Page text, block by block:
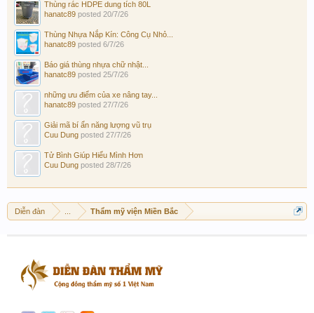
Thùng rác HDPE dung tích 80L
hanatc89 posted 20/7/26
Thùng Nhựa Nắp Kín: Công Cụ Nhỏ...
hanatc89 posted 6/7/26
Báo giá thùng nhựa chữ nhật...
hanatc89 posted 25/7/26
những ưu điểm của xe nâng tay...
hanatc89 posted 27/7/26
Giải mã bí ẩn năng lượng vũ trụ
Cuu Dung posted 27/7/26
Tử Bình Giúp Hiểu Mình Hơn
Cuu Dung posted 28/7/26
Diễn đàn Thẩm mỹ viện Miền Bắc